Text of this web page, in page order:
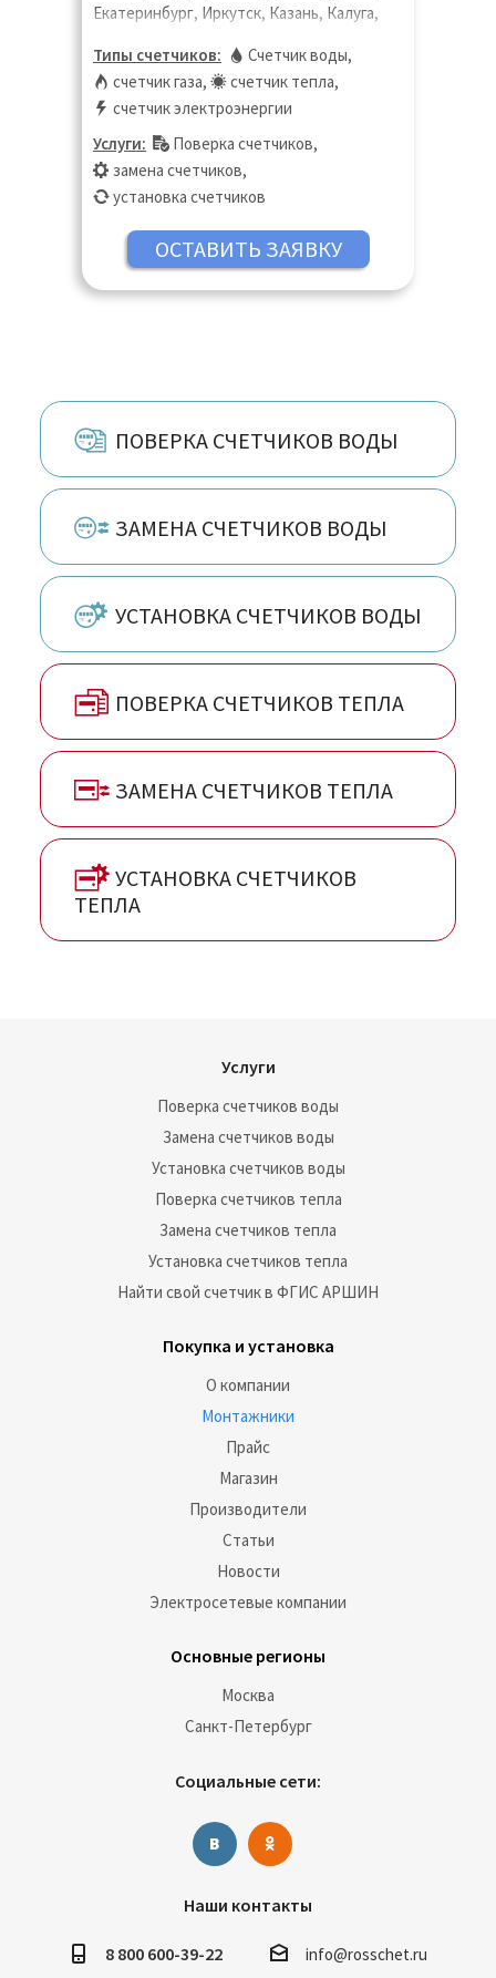
Екатеринбург, Иркутск, Казань, Калуга,
Краснодар, Курск, Липецк, Магнитогорск,
Махачкала, Мытищи, Нижний Новгород,
Новосибирск, Омск, Оренбург, Пенза,
Пермь, Подольск, Ростов-на Дону,
Рыбинск, Самара, Таганрог, Тверь, Томск,
Тула, Тюмень, Улан-Удэ, Ульяновск,
Хабаровск, Челябинск, Щёлково,
Электросталь
Типы счетчиков: Счетчик воды,
счетчик газа, счетчик тепла,
счетчик электроэнергии
Услуги:
Поверка счетчиков,
замена счетчиков,
установка счетчиков
ПОВЕРКА СЧЕТЧИКОВ ВОДЫ
ЗАМЕНА СЧЕТЧИКОВ ВОДЫ
УСТАНОВКА СЧЕТЧИКОВ ВОДЫ
ПОВЕРКА СЧЕТЧИКОВ ТЕПЛА
ЗАМЕНА СЧЕТЧИКОВ ТЕПЛА
УСТАНОВКА СЧЕТЧИКОВ
ТЕПЛА
Услуги
Поверка счетчиков воды
Замена счетчиков воды
Установка счетчиков воды
Поверка счетчиков тепла
Замена счетчиков тепла
Установка счетчиков тепла
Найти свой счетчик в ФГИС АРШИН
Покупка и установка
О компании
Монтажники
Прайс
Магазин
Производители
Статьи
Новости
Электросетевые компании
Основные регионы
Москва
Санкт-Петербург
Социальные сети:
Наши контакты
8 800 600-39-22 info@rosschet.ru